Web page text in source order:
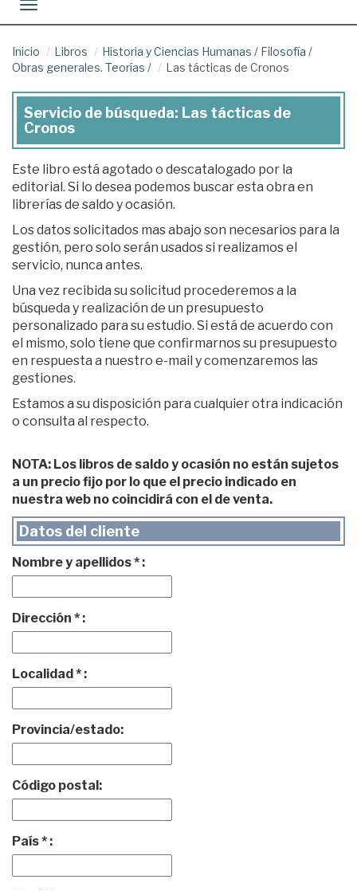
Toggle navigation
Inicio Libros Historia y Ciencias Humanas / Filosofía /
Obras generales. Teorías / Las tácticas de Cronos
Servicio de búsqueda: Las tácticas de
Cronos
Este libro está agotado o descatalogado por la
editorial. Si lo desea podemos buscar esta obra en
librerías de saldo y ocasión.
Los datos solicitados mas abajo son necesarios para la
gestión, pero solo serán usados si realizamos el
servicio, nunca antes.
Una vez recibida su solicitud procederemos a la
búsqueda y realización de un presupuesto
personalizado para su estudio. Si está de acuerdo con
el mismo, solo tiene que confirmarnos su presupuesto
en respuesta a nuestro e-mail y comenzaremos las
gestiones.
Estamos a su disposición para cualquier otra indicación
o consulta al respecto.
NOTA: Los libros de saldo y ocasión no están sujetos
a un precio fijo por lo que el precio indicado en
nuestra web no coincidirá con el de venta.
Datos del cliente
Nombre y apellidos * :
Dirección * :
Localidad * :
Provincia/estado:
Código postal:
País * :